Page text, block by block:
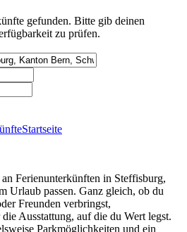
gefunden. Bitte gib deinen
zu prüfen.
Startseite
Ferienunterkünften in Steffisburg,
Urlaub passen. Ganz gleich, ob du
Freunden verbringst,
Ausstattung, auf die du Wert legst.
Parkmöglichkeiten und ein